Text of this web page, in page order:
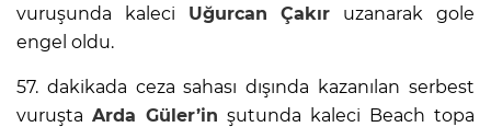
vuruşunda kaleci Uğurcan Çakır uzanarak gole
engel oldu.
57. dakikada ceza sahası dışında kazanılan serbest
vuruşta Arda Güler’in şutunda kaleci Beach topa